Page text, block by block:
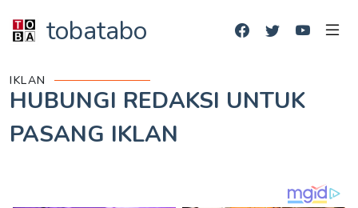
tobatabo
IKLAN
HUBUNGI REDAKSI UNTUK
PASANG IKLAN